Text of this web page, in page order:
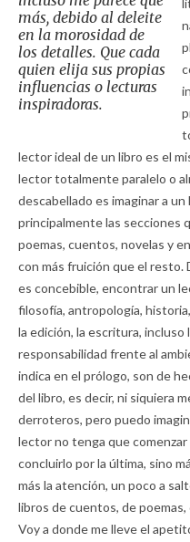
más, debido al deleite
en la morosidad de
los detalles. Que cada
quien elija sus propias
influencias o lecturas
inspiradoras.
lector ideal de un libro es el
lector totalmente paralelo o
descabellado es imaginar a
principalmente las secciones
poemas, cuentos, novelas y
con más fruición que el resto.
es concebible, encontrar un
filosofía, antropología,
la edición, la escritura,
responsabilidad frente al
indica en el prólogo, son de
del libro, es decir, ni siquiera
derroteros, pero puedo
lector no tenga que
concluirlo por la última, sino
más la atención, un poco a
libros de cuentos, de
Voy a donde me lleve el